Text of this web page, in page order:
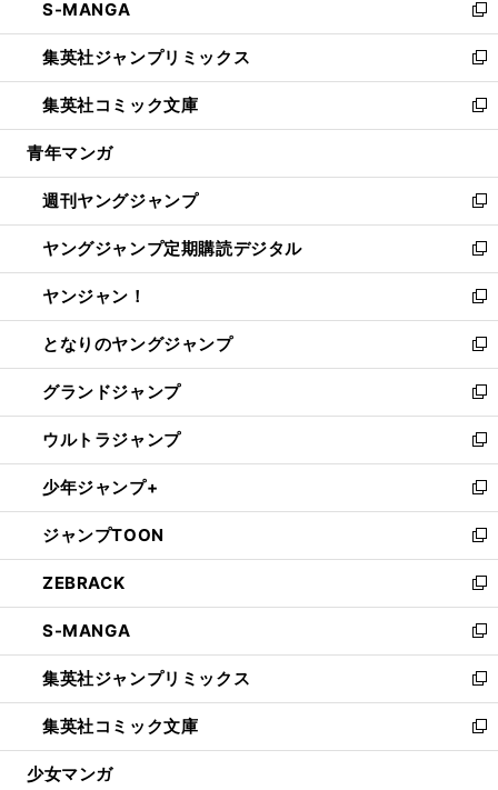
く
で
開
く
ド
ウ
で
開
く
ィ
ン
ド
ウ
で
開
い
ウ
ィ
ン
ド
ウ
開
く
S-MANGA
新
し
い
ウ
ィ
ン
ウ
で
開
く
集英社ジャンプリミックス
新
し
い
ウ
ン
ド
ウ
で
開
く
集英社コミック文庫
新
し
ウ
ィ
ン
ド
ウ
で
開
く
青年マンガ
週刊ヤングジャンプ
新
し
い
ウ
ィ
ン
ド
ウ
で
開
く
ヤングジャンプ定期購読デジタル
新
し
い
ウ
ィ
ン
ド
ウ
で
開
く
ヤンジャン！
新
し
い
ウ
ィ
ン
ド
ウ
で
開
く
となりのヤングジャンプ
新
し
い
ウ
ィ
ン
ド
ウ
で
開
く
グランドジャンプ
新
し
い
ウ
ィ
ン
ド
ウ
で
開
く
ウルトラジャンプ
新
し
い
ウ
ィ
ン
ド
ウ
で
開
く
少年ジャンプ+
新
し
い
ウ
ィ
ン
ド
ウ
で
開
く
ジャンプTOON
新
し
い
ウ
ィ
ン
ド
ウ
で
開
ZEBRACK
新
し
い
ウ
ィ
ン
ド
ウ
S-MANGA
新
し
い
ウ
ィ
ン
集英社ジャンプリミックス
新
し
い
ウ
集英社コミック文庫
新
し
少女マンガ